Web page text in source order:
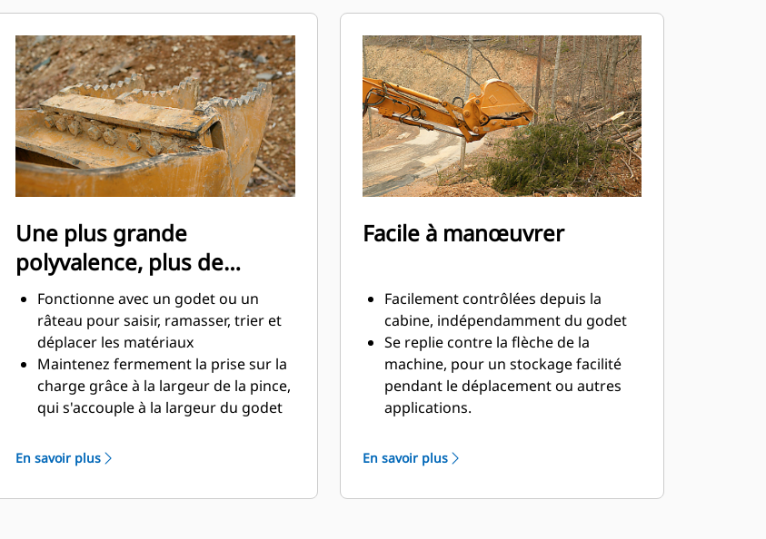
Une plus grande
polyvalence, plus de
productivité
Fonctionne avec un godet ou un
râteau pour saisir, ramasser, trier et
déplacer les matériaux
Maintenez fermement la prise sur la
charge grâce à la largeur de la pince,
qui s'accouple à la largeur du godet
pince et le godet ou râteau grâce à la
courbure unique et la denture de la
pince
En savoir plus
Facile à manœuvrer
Facilement contrôlées depuis la
cabine, indépendamment du godet
Se replie contre la flèche de la
machine, pour un stockage facilité
pendant le déplacement ou autres
applications.
maintenance et du fonctionnement
général font des pinces un
accessoire plus simple et au coût
En savoir plus